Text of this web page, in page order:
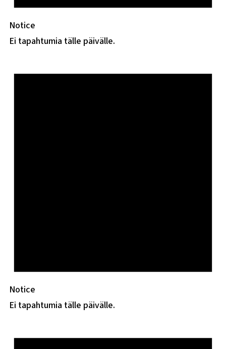
Notice
Ei tapahtumia tälle päivälle.
Notice
Ei tapahtumia tälle päivälle.